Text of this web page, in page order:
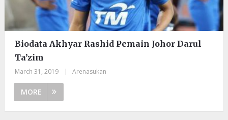
Biodata Akhyar Rashid Pemain Johor Darul
Ta’zim
March 31, 2019 Arenasukan
MORE